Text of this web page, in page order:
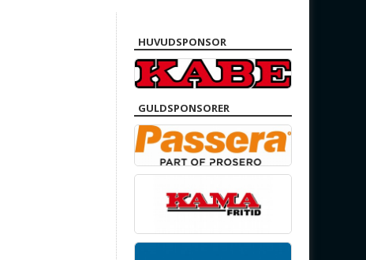
HUVUDSPONSOR
GULDSPONSORER